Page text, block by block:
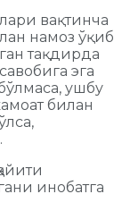
вақтинча
намоз ўқиб
тақдирда
эга
ушбу
билан
инобатга